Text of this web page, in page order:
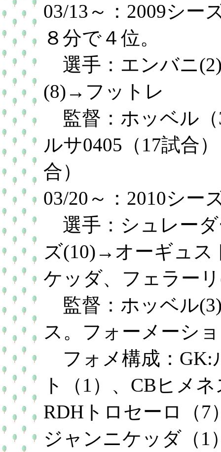
03/13～：2009シー
８分で４位。
選手：エンバニ
(8)→フットレ
監督：ホッベル（
ルサ0405（17試合
合）
03/20～：2010シー
選手：シュレー
ズ(10)→オーギュ
ケッダ、フェラー
監督：ホッベル
ス。フォーメーシ
フォメ構成：GK:
ト（1）、CBヒメ
RDHトロセーロ（7
ジャンニケッダ（1